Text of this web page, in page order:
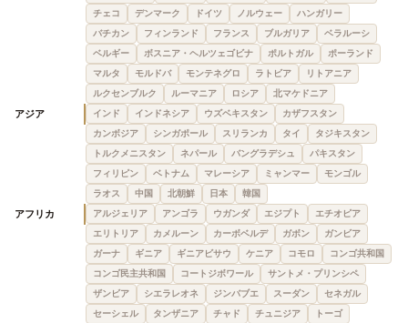
チェコ
デンマーク ドイツ ノルウェー
ハンガリー
バチカン
フィンランド フランス ブルガリア
ベラルーシ
ベルギー
ボスニア・ヘルツェゴビナ ポルトガル
ポーランド
マルタ
モルドバ モンテネグロ ラトビア
リトアニア
ルクセンブルク
ルーマニア ロシア 北マケドニア
アジア インド インドネシア ウズベキスタン
カザフスタン
カンボジア
シンガポール スリランカ タイ
タジキスタン
トルクメニスタン
ネパール バングラデシュ
パキスタン
フィリピン
ベトナム マレーシア ミャンマー
モンゴル
ラオス
中国 北朝鮮 日本 韓国
アフリカ アルジェリア アンゴラ ウガンダ エジプト
エチオピア
エリトリア
カメルーン カーボベルデ ガボン
ガンビア
ガーナ
ギニア ギニアビサウ ケニア コモロ
コンゴ共和国
コンゴ民主共和国
コートジボワール
サントメ・プリンシペ
ザンビア
シエラレオネ ジンバブエ スーダン
セネガル
セーシェル
タンザニア チャド チュニジア
トーゴ